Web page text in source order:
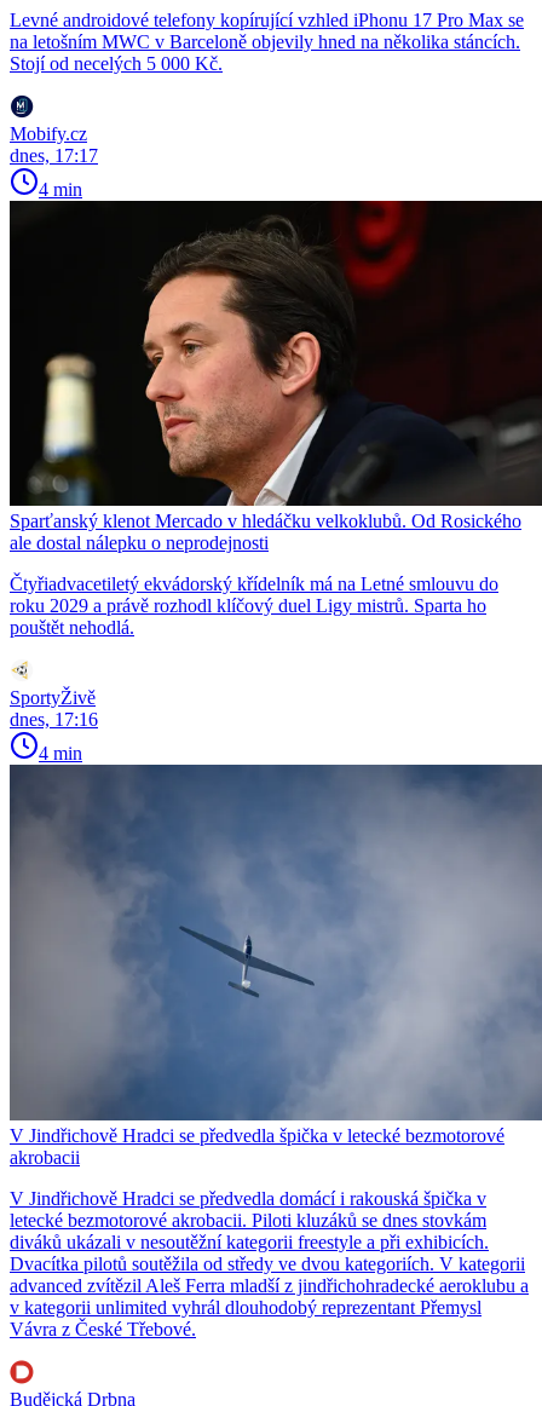
Levné androidové telefony kopírující vzhled iPhonu 17 Pro Max se
na letošním MWC v Barceloně objevily hned na několika stáncích.
Stojí od necelých 5 000 Kč.
Mobify.cz
dnes, 17:17
4 min
Sparťanský klenot Mercado v hledáčku velkoklubů. Od Rosického
ale dostal nálepku o neprodejnosti
Čtyřiadvacetiletý ekvádorský křídelník má na Letné smlouvu do
roku 2029 a právě rozhodl klíčový duel Ligy mistrů. Sparta ho
pouštět nehodlá.
SportyŽivě
dnes, 17:16
4 min
V Jindřichově Hradci se předvedla špička v letecké bezmotorové
akrobacii
V Jindřichově Hradci se předvedla domácí i rakouská špička v
letecké bezmotorové akrobacii. Piloti kluzáků se dnes stovkám
diváků ukázali v nesoutěžní kategorii freestyle a při exhibicích.
Dvacítka pilotů soutěžila od středy ve dvou kategoriích. V kategorii
advanced zvítězil Aleš Ferra mladší z jindřichohradecké aeroklubu a
v kategorii unlimited vyhrál dlouhodobý reprezentant Přemysl
Vávra z České Třebové.
Budějcká Drbna